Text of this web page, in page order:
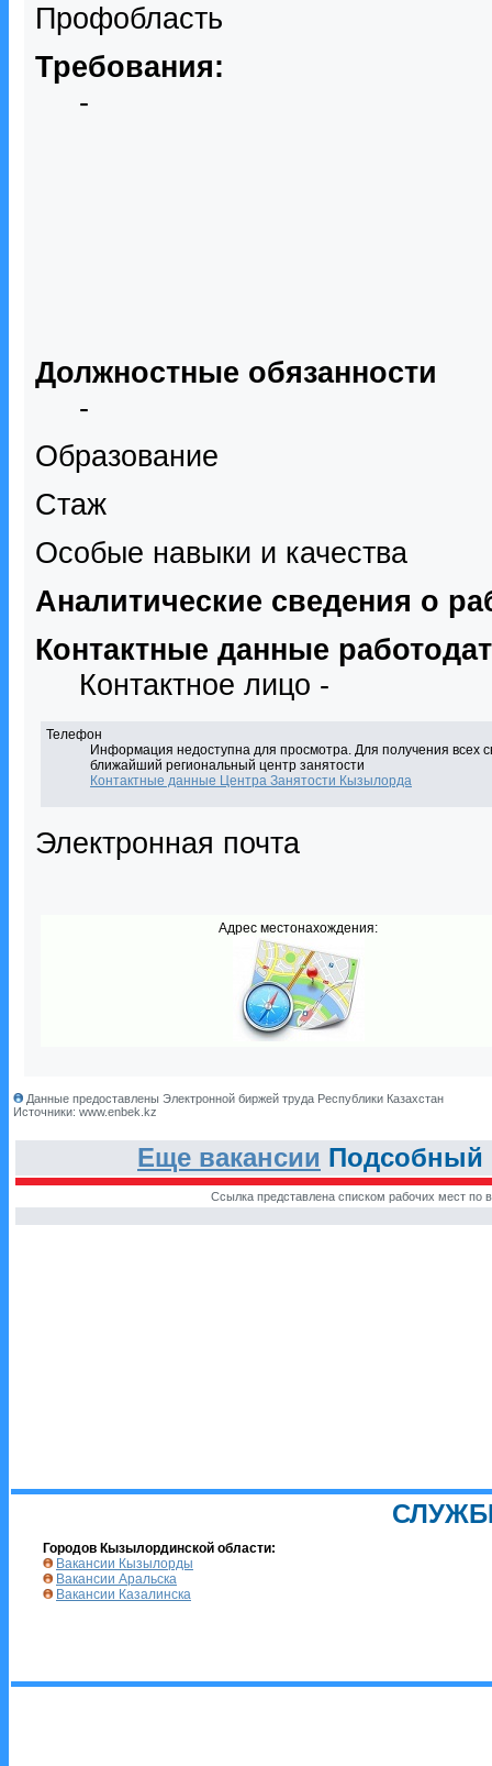
Профобласть
Требования:
-
Должностные обязанности
-
Образование
Стаж
Особые навыки и качества
Аналитические сведения о
Контактные данные
Контактное лицо -
Телефон
Информация недоступна для просмотра. Для получения всех
ближайший региональный центр занятости
Контактные данные Центра Занятости Кызылорда
Электронная почта
Адрес местонахождения:
Данные предоставлены Электронной биржей труда Республики Казахстан
Источники: www.enbek.kz
Еще вакансии Подсобный
Ссылка представлена списком рабочих мест по
Городов Кызылординской области:
Вакансии Кызылорды
Вакансии Аральска
Вакансии Казалинска